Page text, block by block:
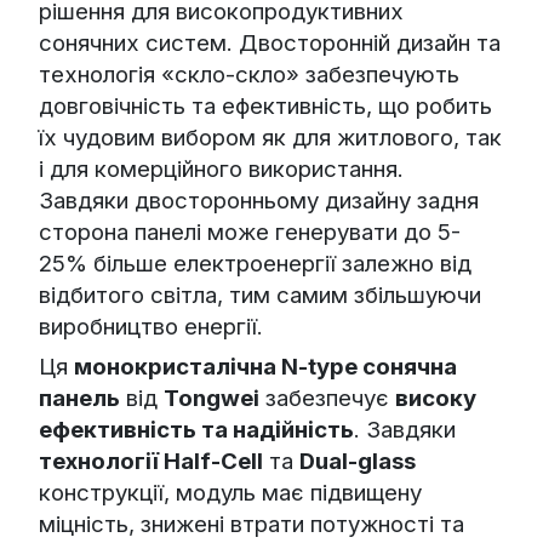
рішення для високопродуктивних
сонячних систем. Двосторонній дизайн та
технологія «скло-скло» забезпечують
довговічність та ефективність, що робить
їх чудовим вибором як для житлового, так
і для комерційного використання.
Завдяки двосторонньому дизайну задня
сторона панелі може генерувати до 5-
25% більше електроенергії залежно від
відбитого світла, тим самим збільшуючи
виробництво енергії.
Ця монокристалічна N-type сонячна
панель від Tongwei забезпечує високу
ефективність та надійність. Завдяки
технології Half-Cell та Dual-glass
конструкції, модуль має підвищену
міцність, знижені втрати потужності та